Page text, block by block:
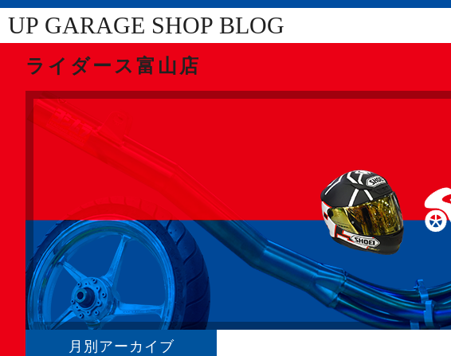
UP GARAGE SHOP BLOG
ライダース富山店
月別アーカイブ